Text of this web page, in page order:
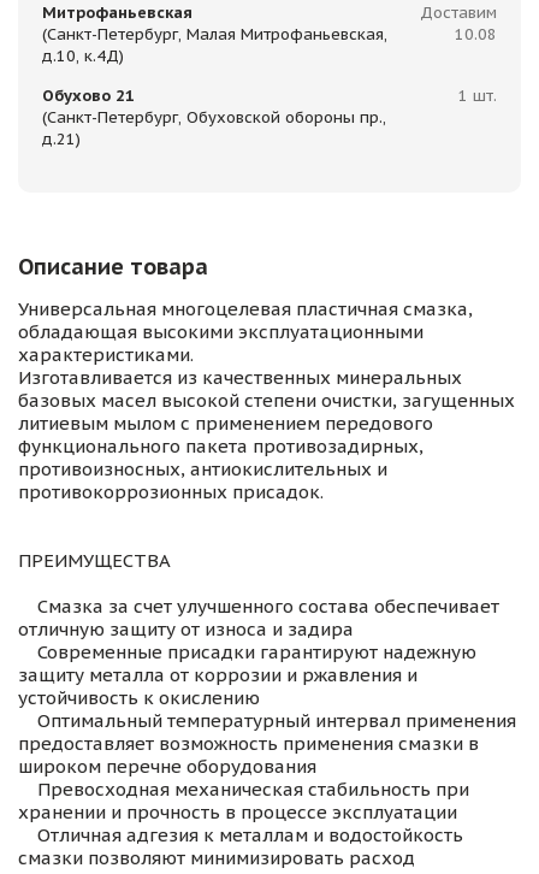
Митрофаньевская
(Санкт-Петербург, Малая Митрофаньевская,
д.10, к.4Д)
Доставим
10.08
Обухово 21
(Санкт-Петербург, Обуховской обороны пр.,
д.21)
1 шт.
Описание товара
Универсальная многоцелевая пластичная смазка,
обладающая высокими эксплуатационными
характеристиками.
Изготавливается из качественных минеральных
базовых масел высокой степени очистки, загущенных
литиевым мылом с применением передового
функционального пакета противозадирных,
противоизносных, антиокислительных и
противокоррозионных присадок.
ПРЕИМУЩЕСТВА
Смазка за счет улучшенного состава обеспечивает
отличную защиту от износа и задира
Современные присадки гарантируют надежную
защиту металла от коррозии и ржавления и
устойчивость к окислению
Оптимальный температурный интервал применения
предоставляет возможность применения смазки в
широком перечне оборудования
Превосходная механическая стабильность при
хранении и прочность в процессе эксплуатации
Отличная адгезия к металлам и водостойкость
смазки позволяют минимизировать расход